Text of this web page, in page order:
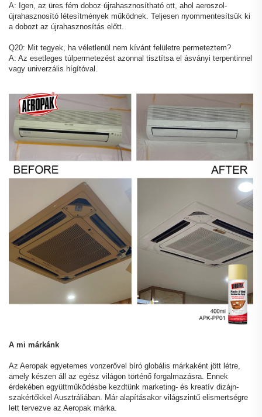
A: Igen, az üres fém doboz újrahasznosítható ott, ahol aeroszol-
újrahasznosító létesítmények működnek. Teljesen nyommentesítsük ki
a dobozt az újrahasznosítás előtt.
Q20: Mit tegyek, ha véletlenül nem kívánt felületre permeteztem?
A: Az esetleges túlpermetezést azonnal tisztítsa el ásványi terpentinnel
vagy univerzális hígítóval.
A mi márkánk
Az Aeropak egyetemes vonzerővel bíró globális márkaként jött létre,
amely készen áll az egész világon történő forgalmazásra. Ennek
érdekében együttműködésbe kezdtünk marketing- és kreatív dizájn-
szakértőkkel Ausztráliában. Már alapításakor világszintű elismertségre
lett tervezve az Aeropak márka.